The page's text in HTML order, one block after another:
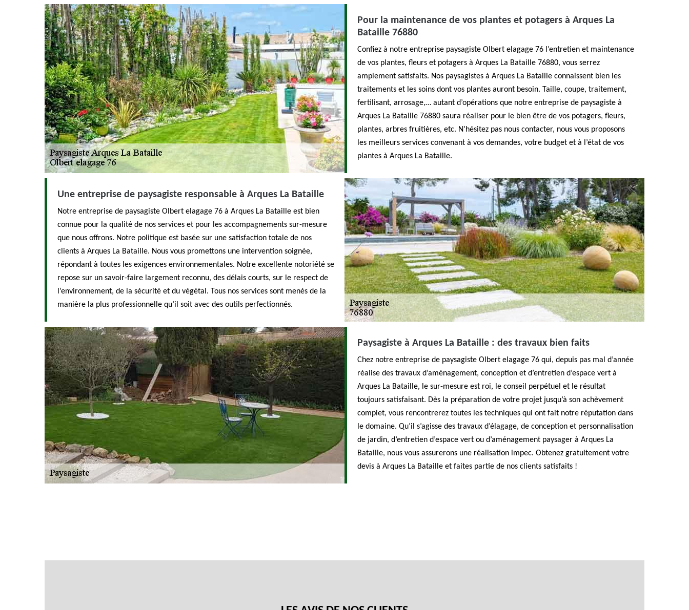
Pour la maintenance de vos plantes et potagers à Arques La
Bataille 76880
Confiez à notre entreprise paysagiste Olbert elagage 76 l’entretien et maintenance
de vos plantes, fleurs et potagers à Arques La Bataille 76880, vous serrez
amplement satisfaits. Nos paysagistes à Arques La Bataille connaissent bien les
traitements et les soins dont vos plantes auront besoin. Taille, coupe, traitement,
fertilisant, arrosage,… autant d’opérations que notre entreprise de paysagiste à
Arques La Bataille 76880 saura réaliser pour le bien être de vos potagers, fleurs,
plantes, arbres fruitières, etc. N’hésitez pas nous contacter, nous vous proposons
les meilleurs services convenant à vos demandes, votre budget et à l’état de vos
plantes à Arques La Bataille.
Une entreprise de paysagiste responsable à Arques La Bataille
Notre entreprise de paysagiste Olbert elagage 76 à Arques La Bataille est bien
connue pour la qualité de nos services et pour les accompagnements sur-mesure
que nous offrons. Notre politique est basée sur une satisfaction totale de nos
clients à Arques La Bataille. Nous vous promettons une intervention soignée,
répondant à toutes les exigences environnementales. Notre excellente notoriété se
repose sur un savoir-faire largement reconnu, des délais courts, sur le respect de
l’environnement, de la sécurité et du végétal. Tous nos services sont menés de la
manière la plus professionnelle qu’il soit avec des outils perfectionnés.
Paysagiste à Arques La Bataille : des travaux bien faits
Chez notre entreprise de paysagiste Olbert elagage 76 qui, depuis pas mal d’année
réalise des travaux d’aménagement, conception et d’entretien d’espace vert à
Arques La Bataille, le sur-mesure est roi, le conseil perpétuel et le résultat
toujours satisfaisant. Dès la préparation de votre projet jusqu’à son achèvement
complet, vous rencontrerez toutes les techniques qui ont fait notre réputation dans
le domaine. Qu’il s’agisse des travaux d’élagage, de conception et personnalisation
de jardin, d’entretien d’espace vert ou d’aménagement paysager à Arques La
Bataille, nous vous assurerons une réalisation impec. Obtenez gratuitement votre
devis à Arques La Bataille et faites partie de nos clients satisfaits !